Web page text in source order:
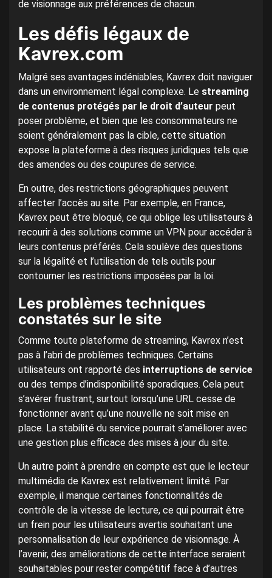
de visionnage aux préférences de chacun.
Les défis légaux de
Kavrex.com
Malgré ses avantages indéniables, Kavrex doit naviguer
dans un environnement légal complexe. Le streaming
de contenus protégés par le droit d’auteur peut
poser problème, et bien que les consommateurs ne
soient généralement pas la cible, cette situation
expose la plateforme à des risques juridiques tels que
des amendes ou des coupures de service.
En outre, des restrictions géographiques peuvent
affecter l’accès au site. Par exemple, en France,
Kavrex peut être bloqué, ce qui oblige les utilisateurs à
recourir à des solutions comme un VPN pour accéder à
leurs contenus préférés. Cela soulève des questions
sur la légalité et l’utilisation de tels outils pour
contourner les restrictions imposées par la loi.
Les problèmes techniques
constatés sur le site
Comme toute plateforme de streaming, Kavrex n’est
pas à l’abri de problèmes techniques. Certains
utilisateurs ont rapporté des interruptions de service
ou des temps d’indisponibilité sporadiques. Cela peut
s’avérer frustrant, surtout lorsqu’une URL cesse de
fonctionner avant qu’une nouvelle ne soit mise en
place. La stabilité du service pourrait s’améliorer avec
une gestion plus efficace des mises à jour du site.
Un autre point à prendre en compte est que le lecteur
multimédia de Kavrex est relativement limité. Par
exemple, il manque certaines fonctionnalités de
contrôle de la vitesse de lecture, ce qui pourrait être
un frein pour les utilisateurs avertis souhaitant une
personnalisation de leur expérience de visionnage. À
l’avenir, des améliorations de cette interface seraient
souhaitables pour rester compétitif face à d’autres